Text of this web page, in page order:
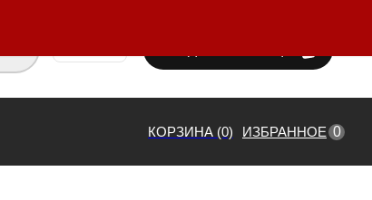
КОРЗИНА (0) ИЗБРАННОЕ 0